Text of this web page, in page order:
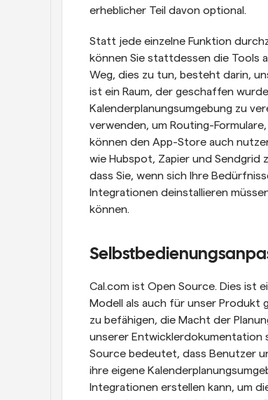
erheblicher Teil davon optional.
Statt jede einzelne Funktion
können Sie stattdessen die Tools
Weg, dies zu tun, besteht darin,
ist ein Raum, der geschaffen
Kalenderplanungsumgebung zu
verwenden, um Routing-
können den App-Store auch
wie Hubspot, Zapier und Sendgrid
dass Sie, wenn sich Ihre
Integrationen deinstallieren
können.
Cal.com ist Open Source. Dies ist
Modell als auch für unser Produkt
zu befähigen, die Macht der
unserer Entwicklerdokumentation
Source bedeutet, dass Benutzer
ihre eigene
Integrationen erstellen kann, um